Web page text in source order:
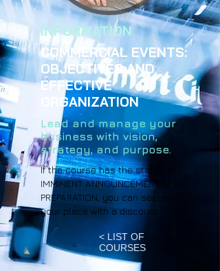
INFORMATION
COMMERCIAL EVENTS:
OBJECTIVES AND
EFFECTIVE
ORGANIZATION
Lead and manage your
business with vision,
strategy, and purpose.
If the course has the status of
IMMINENT ANNOUNCEMENT or IN
PREPARATION, you can secure
your place with a discount.
< LIST OF
COURSES